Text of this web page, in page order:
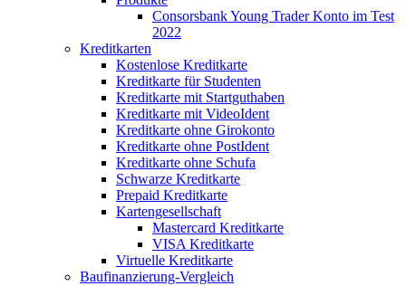
Consorsbank Young Trader Konto im Test
2022
Kreditkarten
Kostenlose Kreditkarte
Kreditkarte für Studenten
Kreditkarte mit Startguthaben
Kreditkarte mit VideoIdent
Kreditkarte ohne Girokonto
Kreditkarte ohne PostIdent
Kreditkarte ohne Schufa
Schwarze Kreditkarte
Prepaid Kreditkarte
Kartengesellschaft
Mastercard Kreditkarte
VISA Kreditkarte
Virtuelle Kreditkarte
Baufinanzierung-Vergleich